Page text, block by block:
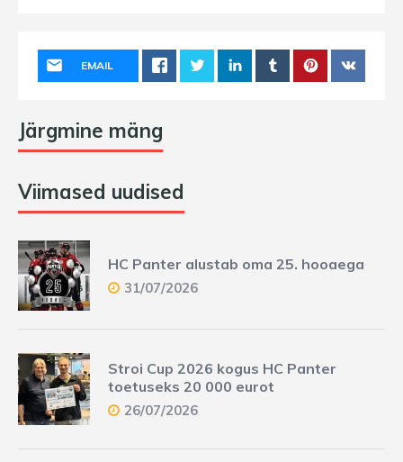
EMAIL
Järgmine mäng
Viimased uudised
HC Panter alustab oma 25. hooaega
31/07/2026
Stroi Cup 2026 kogus HC Panter
toetuseks 20 000 eurot
26/07/2026